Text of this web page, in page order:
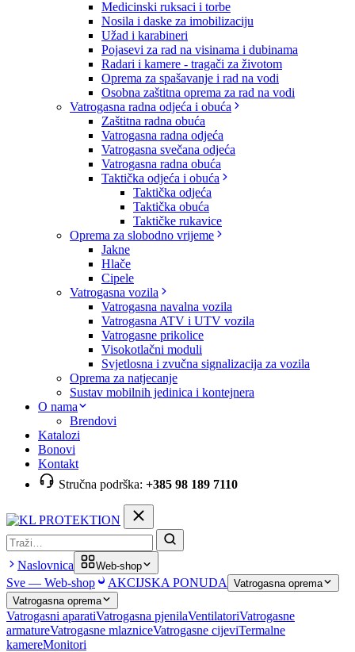
Medicinski ruksaci i torbe
Nosila i daske za imobilizaciju
Užad i karabineri
Pojasevi za rad na visinama i dubinama
Radari i kamere - tragači za životom
Oprema za spašavanje i rad na vodi
Osobna zaštitna oprema za rad na vodi
Vatrogasna radna odjeća i obuća
Zaštitna radna obuća
Vatrogasna radna odjeća
Vatrogasna svečana odjeća
Vatrogasna radna obuća
Taktička odjeća i obuća
Taktička odjeća
Taktička obuća
Taktičke rukavice
Oprema za slobodno vrijeme
Jakne
Hlače
Cipele
Vatrogasna vozila
Vatrogasna navalna vozila
Vatrogasna ATV i UTV vozila
Vatrogasne prikolice
Visokotlačni moduli
Svjetlosna i zvučna signalizacija za vozila
Oprema za natjecanje
Sustav mobilnih jedinica i kontejnera
O nama
Brendovi
Katalozi
Bonovi
Kontakt
Stručna podrška: +385 98 189 7110
Pretraga
Naslovnica Web-shop
Sve — Web-shop AKCIJSKA PONUDA
Vatrogasna oprema
Vatrogasna oprema
Vatrogasni aparatiVatrogasna pjenilaVentilatoriVatrogasne
armatureVatrogasne mlazniceVatrogasne cijeviTermalne
kamereMonitori